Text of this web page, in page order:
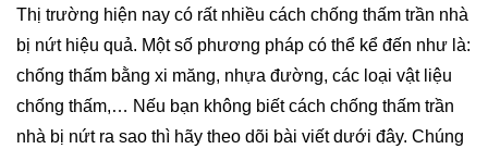
Thị trường hiện nay có rất nhiều cách chống thấm trần nhà
bị nứt hiệu quả. Một số phương pháp có thể kể đến như là:
chống thấm bằng xi măng, nhựa đường, các loại vật liệu
chống thấm,… Nếu bạn không biết cách chống thấm trần
nhà bị nứt ra sao thì hãy theo dõi bài viết dưới đây. Chúng